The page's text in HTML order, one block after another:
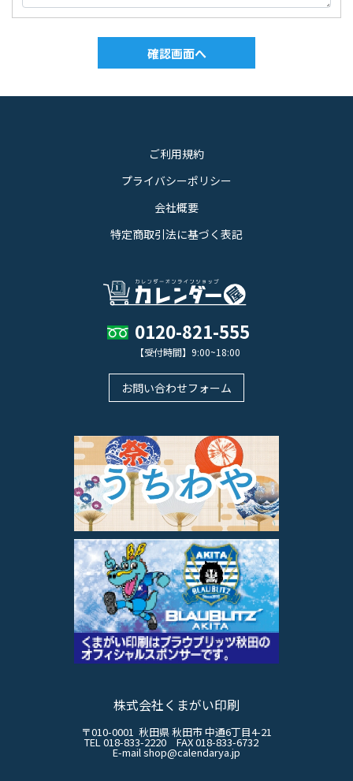
確認画面へ
ご利用規約
プライバシーポリシー
会社概要
特定商取引法に基づく表記
0120-821-555
【受付時間】9:00~18:00
お問い合わせフォーム
株式会社くまがい印刷
〒010-0001 秋田県 秋田市 中通6丁目4-21
TEL 018-833-2220 FAX 018-833-6732
E-mail shop@calendarya.jp